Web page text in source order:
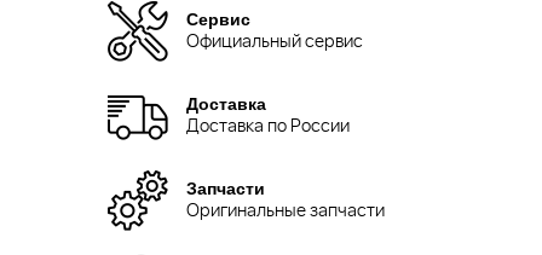
Сервис
Официальный сервис
Доставка
Доставка по России
Запчасти
Оригинальные запчасти